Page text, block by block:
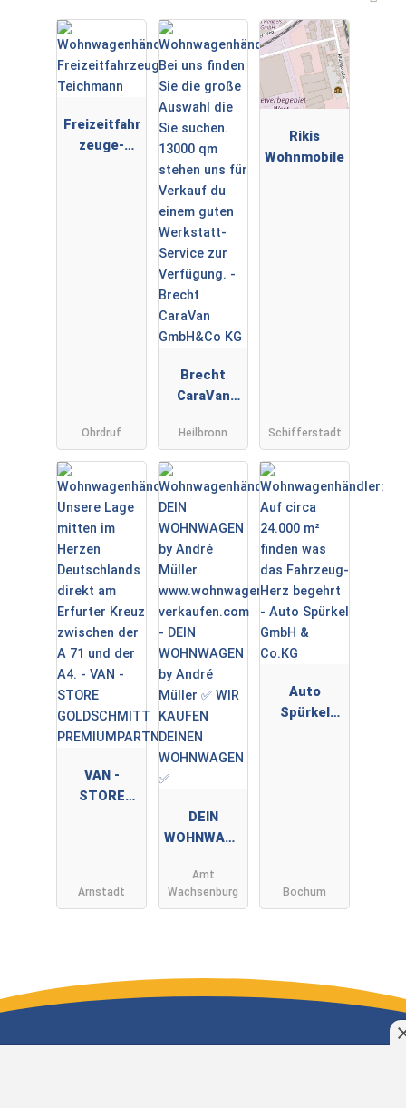
Freizeitfahr
zeuge-
Ohrdruf
Brecht
CaraVan
KG
Heilbronn
Rikis
Wohnmobile
Schifferstadt
VAN -
STORE
Arnstadt
DEIN
WOHNWAGE
Müller ✅
WIR KAUFEN
Amt
Wachsenburg
Auto
Spürkel
Bochum